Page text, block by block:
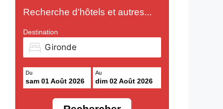
Recherche d'hôtels et autres...
Destination
Du
sam 01 Août 2026
Au
dim 02 Août 2026